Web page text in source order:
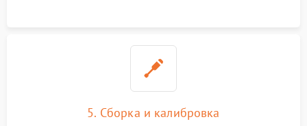
5. Сборка и калибровка